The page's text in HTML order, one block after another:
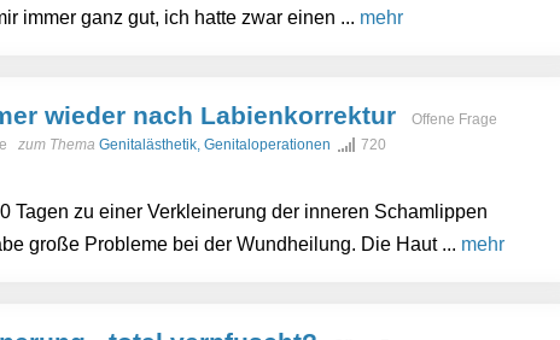
immer ganz gut, ich hatte zwar einen ... mehr
wieder nach Labienkorrektur
Offene Frage
zum Thema Genitalästhetik, Genitaloperationen 720
Tagen zu einer Verkleinerung der inneren Schamlippen
große Probleme bei der Wundheilung. Die Haut ... mehr